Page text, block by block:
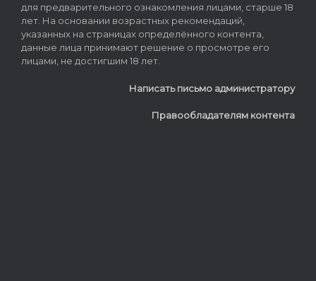
для предварительного ознакомления лицами, старше 18
лет. На основании возрастных рекомендаций,
указанных на страницах определённого контента,
данные лица принимают решение о просмотре его
лицами, не достигшим 18 лет.
Написать письмо администратору
Правообладателям контента